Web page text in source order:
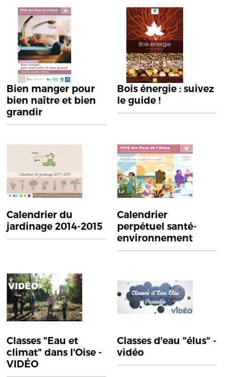
Bien manger pour
bien naître et bien
grandir
Bois énergie : suivez
le guide !
Calendrier du
jardinage 2014-2015
Calendrier
perpétuel santé-
environnement
Classes "Eau et
climat" dans l'Oise -
VIDÉO
Classes d'eau "élus" -
vidéo